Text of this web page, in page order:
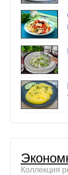
Коллекция